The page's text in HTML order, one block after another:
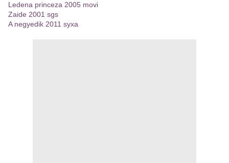
Ledena princeza 2005 movi
Zaide 2001 sgs
A negyedik 2011 syxa